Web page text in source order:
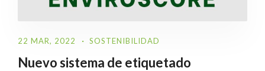
22 MAR, 2022 SOSTENIBILIDAD
Nuevo sistema de etiquetado